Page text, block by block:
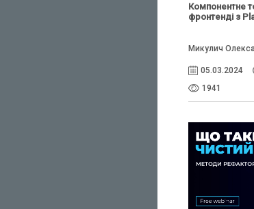
Компонентне
фронтенді з
Микулич
05.03.2024
1941